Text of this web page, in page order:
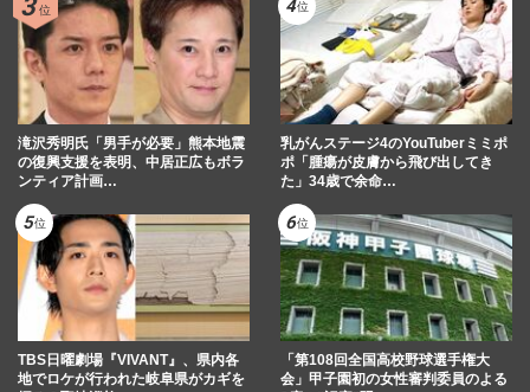
滝沢秀明氏「男手が必要」熊本地震
の復興支援を表明、中居正広もボラ
ンティア計画…
乳がんステージ4のYouTuberミミポ
ポ「腫瘍が皮膚から飛び出してき
た」34歳で余命…
TBS日曜劇場『VIVANT』、県内各
地でロケが行われた岐阜県がカギを
「第108回全国高校野球選手権大
会」甲子園初の女性審判委員のよる